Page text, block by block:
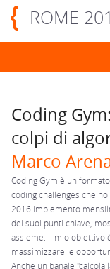
ROME
Coding
colpi di
Marco
Coding Gym è un
coding challenges che
2016 implemento
dei suoi punti chiave,
assieme. Il mio obiettivo
massimizzare le
Anche un banale